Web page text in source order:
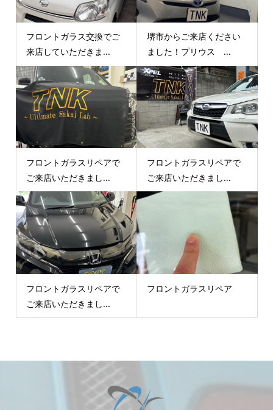
フロントガラス交換でご
来店していただきま...
堺市からご来店ください
ました！プリウス ...
フロントガラスリペアで
ご来店いただきまし...
フロントガラスリペアで
ご来店いただきまし...
フロントガラスリペアで
ご来店いただきまし...
フロントガラスリペア